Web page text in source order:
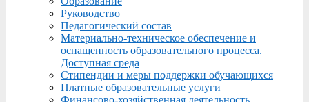
Руководство
Педагогический состав
Материально-техническое обеспечение и
оснащенность образовательного процесса.
Доступная среда
Стипендии и меры поддержки обучающихся
Платные образовательные услуги
Финансово-хозяйственная деятельность